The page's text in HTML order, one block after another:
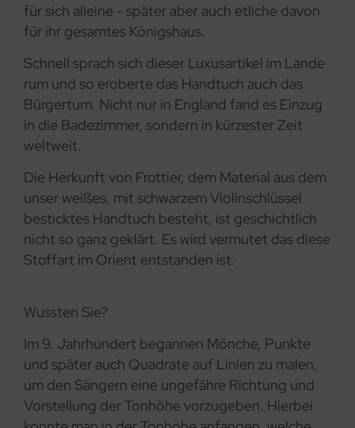
für sich alleine - später aber auch etliche davon
für ihr gesamtes Königshaus.
Schnell sprach sich dieser Luxusartikel im Lande
rum und so eroberte das Handtuch auch das
Bürgertum. Nicht nur in England fand es Einzug
in die Badezimmer, sondern in kürzester Zeit
weltweit.
Die Herkunft von Frottier, dem Material aus dem
unser weißes, mit schwarzem Violinschlüssel
besticktes Handtuch besteht, ist geschichtlich
nicht so ganz geklärt. Es wird vermutet das diese
Stoffart im Orient entstanden ist.
Wussten Sie?
Im 9. Jahrhundert begannen Mönche, Punkte
und später auch Quadrate auf Linien zu malen,
um den Sängern eine ungefähre Richtung und
Vorstellung der Tonhöhe vorzugeben. Hierbei